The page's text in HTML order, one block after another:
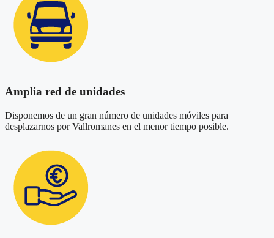
Amplia red de unidades
Disponemos de un gran número de unidades móviles para
desplazarnos por Vallromanes en el menor tiempo posible.